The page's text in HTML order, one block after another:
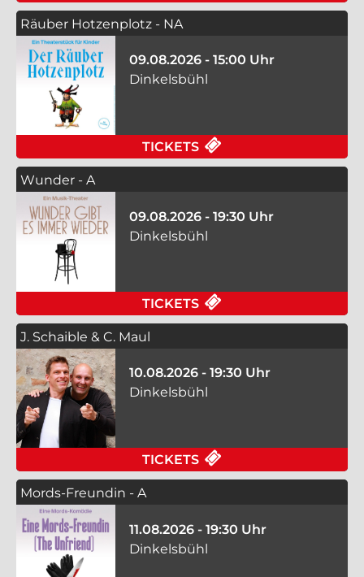
Räuber Hotzenplotz - NA
09.08.2026 - 15:00 Uhr
Dinkelsbühl
TICKETS
Wunder - A
09.08.2026 - 19:30 Uhr
Dinkelsbühl
TICKETS
J. Schaible & C. Maul
10.08.2026 - 19:30 Uhr
Dinkelsbühl
TICKETS
Mords-Freundin - A
11.08.2026 - 19:30 Uhr
Dinkelsbühl